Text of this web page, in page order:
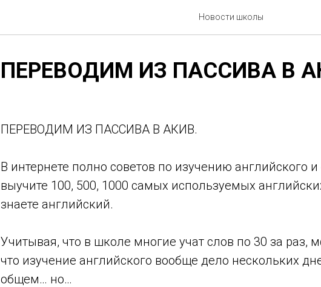
Новости школы
ПЕРЕВОДИМ ИЗ ПАССИВА В
ПЕРЕВОДИМ ИЗ ПАССИВА В АКИВ.
В интернете полно советов по изучению английского
выучите 100, 500, 1000 самых используемых
знаете английский.
Учитывая, что в школе многие учат слов по 30 за раз,
что изучение английского вообще дело нескольких
общем… но…